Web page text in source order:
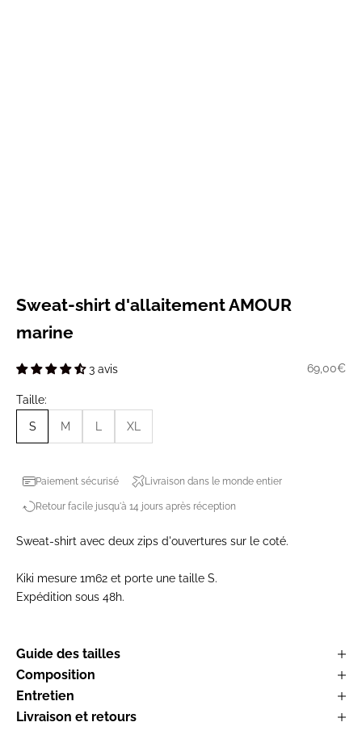
Sweat-shirt d'allaitement AMOUR
marine
3 avis Prix de
69,00€
Taille:
S M L XL
Paiement sécurisé Livraison dans le monde entier
Retour facile jusqu'à 14 jours après réception
Sweat-shirt avec deux zips d'ouvertures sur le coté.
Kiki mesure 1m62 et porte une taille S.
Expédition sous 48h.
Guide des tailles
Composition
Entretien
Livraison et retours